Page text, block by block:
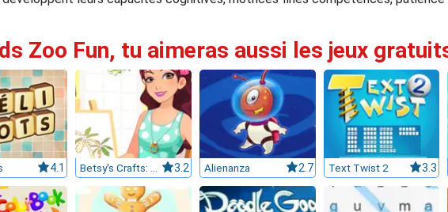
Zoo Fun, tu aimeras aussi les jeux
4.1 Betsy's Crafts: Summer Sand Painting 3.2 Alienanza 2.7 Text Twist 2 3.3